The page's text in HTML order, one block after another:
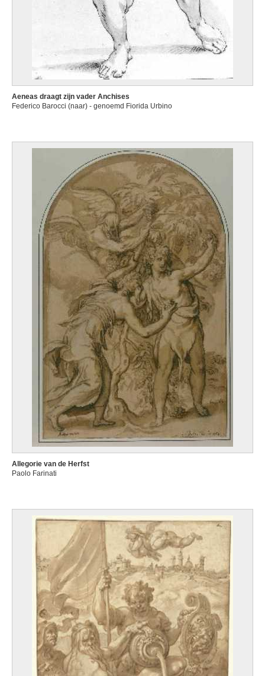
Aeneas draagt zijn vader Anchises
Federico Barocci (naar) - genoemd Fiorida Urbino
Allegorie van de Herfst
Paolo Farinati